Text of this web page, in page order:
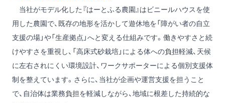
当社がモデル化した『はーとふる農園』はビニールハウスを使
用した農園で、既存の地形を活かして遊休地を「障がい者の自立
支援の場」や「生産拠点」へと変える仕組みです。働きやすさと続
けやすさを重視し、「高床式砂栽培」による体への負担軽減、天候
に左右されにくい環境設計、ワークサポーターによる個別支援体
制を整えています。さらに、当社が企画や運営支援を担うこと
で、自治体は業務負担を軽減しながら、地域に根差した持続的な